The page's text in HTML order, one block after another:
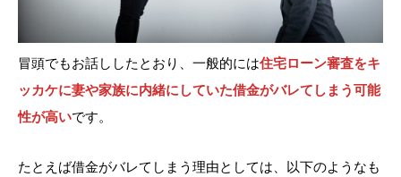
冒頭でもお話ししたとおり、一般的には住宅ローン審査をキ
ッカケに妻や家族に内緒にしていた借金がバレてしまう可能
性が高いです。
たとえば借金がバレてしまう理由としては、以下のようなも